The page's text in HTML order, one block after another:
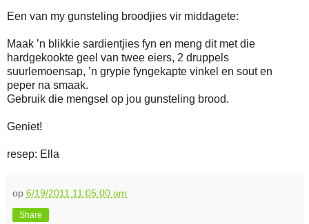
Een van my gunsteling broodjies vir middagete:
Maak ’n blikkie sardientjies fyn en meng dit met die
hardgekookte geel van twee eiers, 2 druppels
suurlemoensap, ’n grypie fyngekapte vinkel en sout en
peper na smaak.
Gebruik die mengsel op jou gunsteling brood.
Geniet!
resep: Ella
op 6/19/2011 11:05:00 am
Share